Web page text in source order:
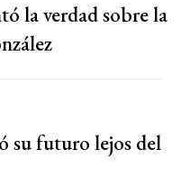
la verdad sobre la
su futuro lejos del